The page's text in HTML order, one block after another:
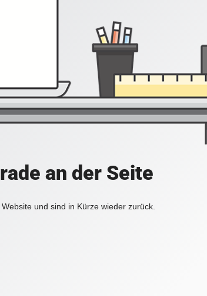
an der Seite
und sind in Kürze wieder zurück.